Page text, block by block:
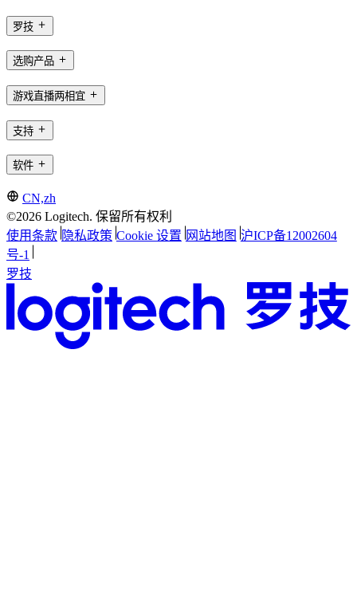
罗技
选购产品
游戏直播两相宜
支持
软件
CN,zh
©2026 Logitech. 保留所有权利
使用条款 隐私政策 Cookie 设置 网站地图 沪ICP备12002604
号-1
罗技